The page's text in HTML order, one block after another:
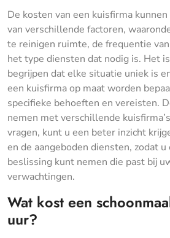
De kosten van een kuisfirma
van verschillende factoren,
te reinigen ruimte, de frequentie
het type diensten dat nodig is. Het
begrijpen dat elke situatie uniek is
een kuisfirma op maat worden
specifieke behoeften en vereisten.
nemen met verschillende
vragen, kunt u een beter inzicht
en de aangeboden diensten, zodat
beslissing kunt nemen die past bij
verwachtingen.
Wat kost een
uur?